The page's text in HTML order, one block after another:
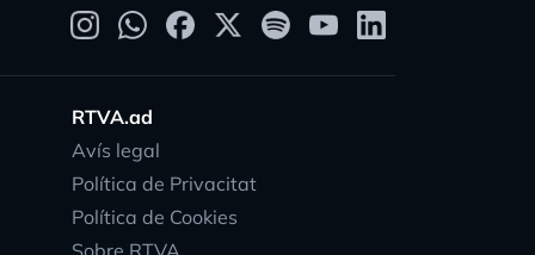
RTVA.ad
Avís legal
Política de Privacitat
Política de Cookies